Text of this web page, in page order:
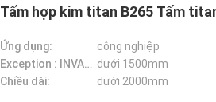
Tấm hợp kim titan B265 Tấm
Ứng dụng:
công nghiệp
Exception : INVALID_FETCH - getIP() ERROR: dưới 1500mm
Chiều dài:
dưới 2000mm